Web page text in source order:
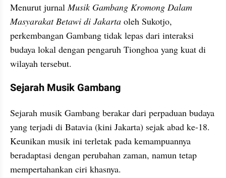
Menurut jurnal Musik Gambang Kromong Dalam
Masyarakat Betawi di Jakarta oleh Sukotjo,
perkembangan Gambang tidak lepas dari interaksi
budaya lokal dengan pengaruh Tionghoa yang kuat di
wilayah tersebut.
Sejarah Musik Gambang
Sejarah musik Gambang berakar dari perpaduan budaya
yang terjadi di Batavia (kini Jakarta) sejak abad ke-18.
Keunikan musik ini terletak pada kemampuannya
beradaptasi dengan perubahan zaman, namun tetap
mempertahankan ciri khasnya.